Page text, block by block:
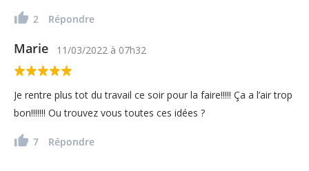
2 Répondre
Marie 11/03/2022 à 07h32
Je rentre plus tot du travail ce soir pour la faire!!!!! Ça a l’air trop
bon!!!!!!! Ou trouvez vous toutes ces idées ?
7 Répondre